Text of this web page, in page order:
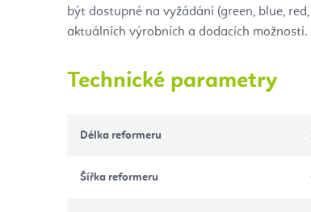
být dostupné na vyžádání (green, blue,
aktuálních výrobních a dodacích možností.
Technické parametry
Délka reformeru
Šířka reformeru